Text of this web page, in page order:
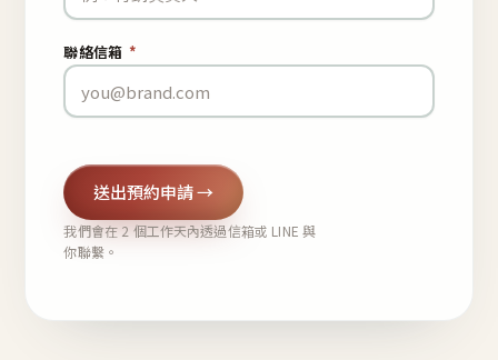
聯絡信箱 *
送出預約申請 →
我們會在 2 個工作天內透過信箱或 LINE 與
你聯繫。